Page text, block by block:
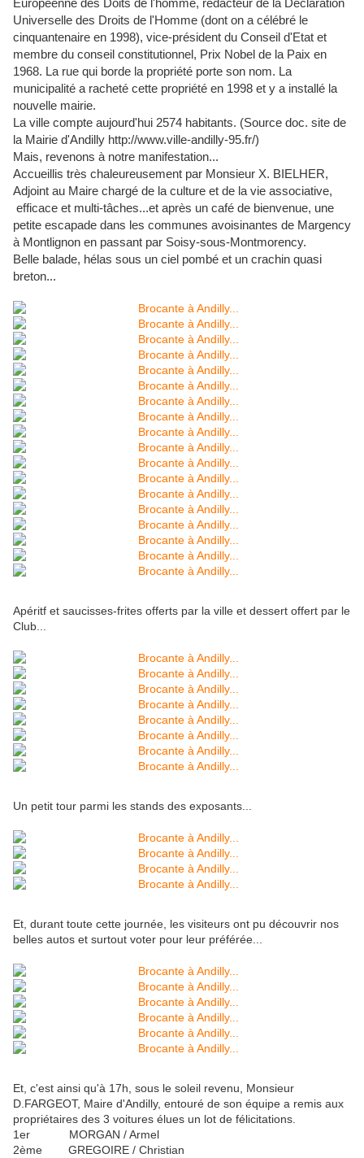
Européenne des Doits de l'homme, rédacteur de la Déclaration
Universelle des Droits de l'Homme (dont on a célébré le
cinquantenaire en 1998), vice-président du Conseil d'Etat et
membre du conseil constitutionnel, Prix Nobel de la Paix en
1968. La rue qui borde la propriété porte son nom. La
municipalité a racheté cette propriété en 1998 et y a installé la
nouvelle mairie.
La ville compte aujourd'hui 2574 habitants. (Source doc. site de
la Mairie d'Andilly http://www.ville-andilly-95.fr/)
Mais, revenons à notre manifestation...
Accueillis très chaleureusement par Monsieur X. BIELHER,
Adjoint au Maire chargé de la culture et de la vie associative,
efficace et multi-tâches...et après un café de bienvenue, une
petite escapade dans les communes avoisinantes de Margency
à Montlignon en passant par Soisy-sous-Montmorency.
Belle balade, hélas sous un ciel pombé et un crachin quasi
breton...
Apéritf et saucisses-frites offerts par la ville et dessert offert par le
Club...
Un petit tour parmi les stands des exposants...
Et, durant toute cette journée, les visiteurs ont pu découvrir nos
belles autos et surtout voter pour leur préférée...
Et, c'est ainsi qu'à 17h, sous le soleil revenu, Monsieur
D.FARGEOT, Maire d'Andilly, entouré de son équipe a remis aux
propriétaires des 3 voitures élues un lot de félicitations.
1er MORGAN / Armel
2ème GREGOIRE / Christian